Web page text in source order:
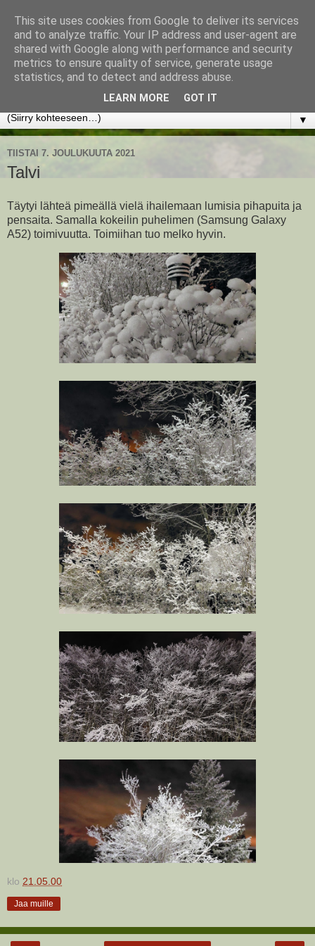
www.jyrkikokko.fi
Uusi Suunta - Jokainen hetki tarjoaa tilaisuuden muuttaa
▼
TIISTAI 7. JOULUKUUTA 2021
Talvi
Täytyi lähteä pimeällä vielä ihailemaan lumisia pihapuita ja
pensaita. Samalla kokeilin puhelimen (Samsung Galaxy
A52) toimivuutta. Toimiihan tuo melko hyvin.
klo 21.05.00
Jaa muille
This site uses cookies from Google to deliver its services
and to analyze traffic. Your IP address and user-agent are
shared with Google along with performance and security
metrics to ensure quality of service, generate usage
statistics, and to detect and address abuse.
LEARN MORE GOT IT